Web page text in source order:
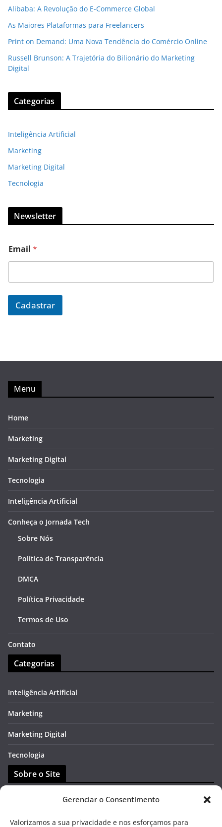
Gerenciar o Consentimento
Valorizamos a sua privacidade e nos esforçamos para
Alibaba: A Revolução do E-Commerce Global
As Maiores Plataformas para Freelancers
Print on Demand: Uma Nova Tendência do Comércio Online
Russell Brunson: A Trajetória do Bilionário do Marketing
Digital
Categorias
Inteligência Artificial
Marketing
Marketing Digital
Tecnologia
Newsletter
Email *
Cadastrar
Menu
Home
Marketing
Marketing Digital
Tecnologia
Inteligência Artificial
Conheça o Jornada Tech
Sobre Nós
Política de Transparência
DMCA
Política Privacidade
Termos de Uso
Contato
Categorias
Inteligência Artificial
Marketing
Marketing Digital
Tecnologia
Sobre o Site
DMCA